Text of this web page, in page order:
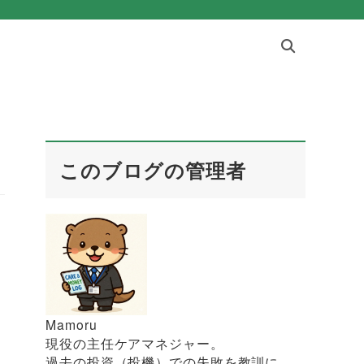
このブログの管理者
Mamoru
現役の主任ケアマネジャー。